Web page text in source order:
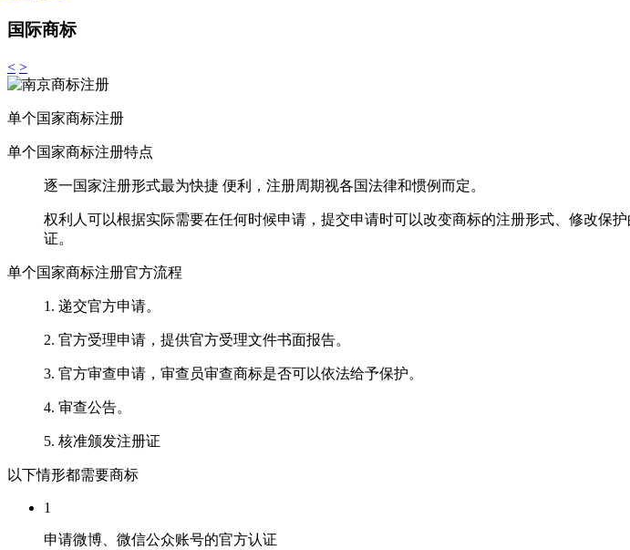
国际商标
< >
单个国家商标注册
单个国家商标注册特点
逐一国家注册形式最为快捷 便利，注册周期视各国法律和惯例而定。
权利人可以根据实际需要在任何时候申请，提交申请时可以改变商标的注册形式、修改保
证。
单个国家商标注册官方流程
1. 递交官方申请。
2. 官方受理申请，提供官方受理文件书面报告。
3. 官方审查申请，审查员审查商标是否可以依法给予保护。
4. 审查公告。
5. 核准颁发注册证
以下情形都需要商标
1
申请微博、微信公众账号的官方认证